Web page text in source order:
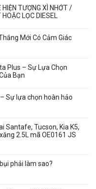
TƯỢNG XÌ NHỚT /
LỌC DIESEL
Mới Có Cảm Giác
Plus – Sự Lựa Chọn
Bạn
Sự lựa chọn hoàn hảo
Santafe, Tucson, Kia K5,
2.5L mã OE0161 JS
phải làm sao?